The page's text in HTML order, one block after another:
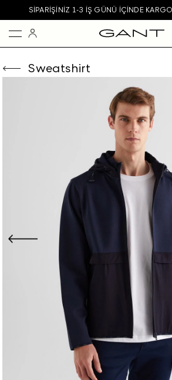
SIPARIŞINIZ 1-3 IŞ GÜNÜ IÇINDE
Sweatshirt